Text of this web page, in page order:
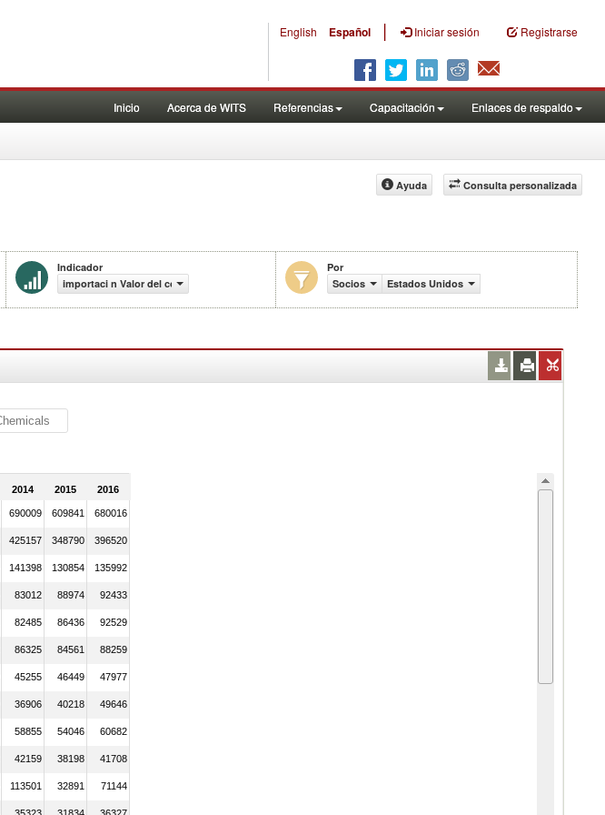
English Español | Iniciar sesión Registrarse
Inicio Acerca de WITS Referencias Capacitación Enlaces de respaldo
Consulta personalizada
Ayuda
Indicador
importaci n Valor del comercio (en miles de US$)
Por
Socios
Estados Unidos
2014 2015 2016
690009 609841 680016
425157 348790 396520
141398 130854 135992
83012 88974 92433
82485 86436 92529
86325 84561 88259
45255 46449 47977
36906 40218 49646
58855 54046 60682
42159 38198 41708
113501 32891 71144
35323 31834 36327